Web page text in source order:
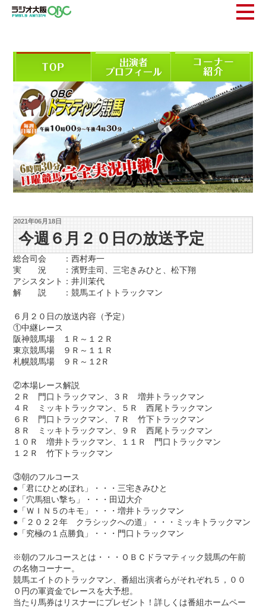
2021年06月18日
今週６月２０日の放送予定
総合司会 ：西村寿一
実 況 ：濱野圭司、三宅きみひと、松下翔
アシスタント：井川茉代
解 説 ：競馬エイトトラックマン
６月２０日の放送内容（予定）
①中継レース
阪神競馬場 １Ｒ～１２Ｒ
東京競馬場 ９Ｒ～１１Ｒ
札幌競馬場 ９Ｒ～１2Ｒ
②本場レース解説
２Ｒ 門口トラックマン、３Ｒ 増井トラックマン
４Ｒ ミッキトラックマン、５Ｒ 西尾トラックマン
６Ｒ 門口トラックマン、７Ｒ 竹下トラックマン
８Ｒ ミッキトラックマン、９Ｒ 西尾トラックマン
１０Ｒ 増井トラックマン、１１Ｒ 門口トラックマン
１２Ｒ 竹下トラックマン
③朝のフルコース
●「君にひとめぼれ」・・・三宅きみひと
●「穴馬狙い撃ち」・・・田辺大介
●「ＷＩＮ５のキモ」・・・増井トラックマン
●「２０２２年 クラシックへの道」・・・ミッキトラックマン
●「究極の１点勝負」・・・門口トラックマン
※朝のフルコースとは・・・ＯＢＣドラマティック競馬の午前
の名物コーナー。
競馬エイトのトラックマン、番組出演者らがそれぞれ５，００
０円の軍資金でレースを大予想。
当たり馬券はリスナーにプレゼント！詳しくは番組ホームペー